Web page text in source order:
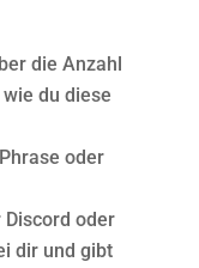
die Anzahl
du diese
oder
oder
dir und gibt